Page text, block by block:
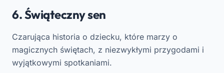
6. Świąteczny sen
Czarująca historia o dziecku, które marzy o
magicznych świętach, z niezwykłymi przygodami i
wyjątkowymi spotkaniami.